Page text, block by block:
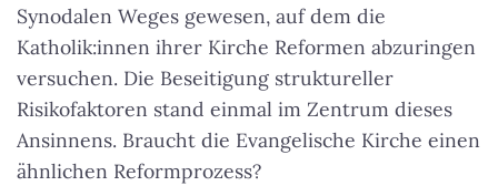
Synodalen Weges gewesen, auf dem die
Katholik:innen ihrer Kirche Reformen abzuringen
versuchen. Die Beseitigung struktureller
Risikofaktoren stand einmal im Zentrum dieses
Ansinnens. Braucht die Evangelische Kirche einen
ähnlichen Reformprozess?